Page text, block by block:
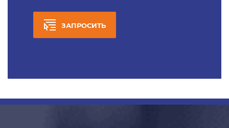
ЗАПРОСИТЬ